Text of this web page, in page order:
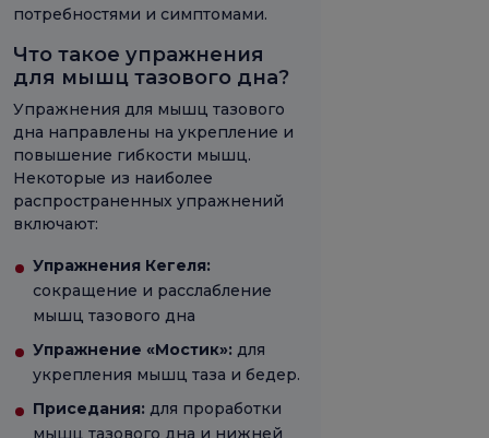
потребностями и симптомами.
Что такое упражнения
для мышц тазового дна?
Упражнения для мышц тазового
дна направлены на укрепление и
повышение гибкости мышц.
Некоторые из наиболее
распространенных упражнений
включают:
Упражнения Кегеля:
сокращение и расслабление
мышц тазового дна
Упражнение «Мостик»: для
укрепления мышц таза и бедер.
Приседания: для проработки
мышц тазового дна и нижней